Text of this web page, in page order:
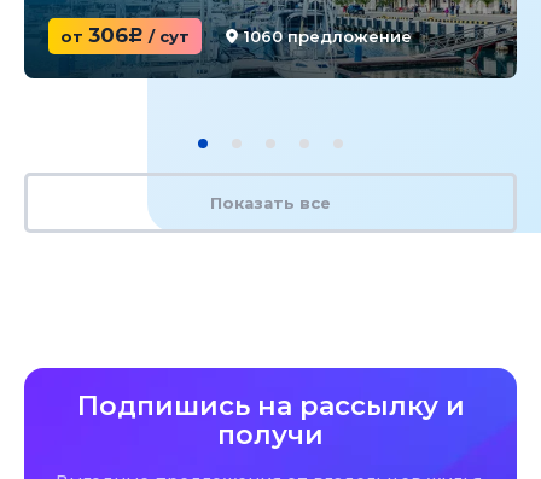
от 306c / сут 1060 предложение
Показать все
Подпишись на рассылку и
получи